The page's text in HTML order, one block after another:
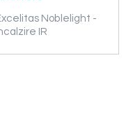
Noblelight -
IR